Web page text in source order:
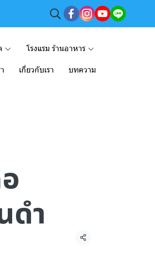
โรงแรม ร้านอาหาร
เกี่ยวกับเรา บทความ
ดำ
แชร์